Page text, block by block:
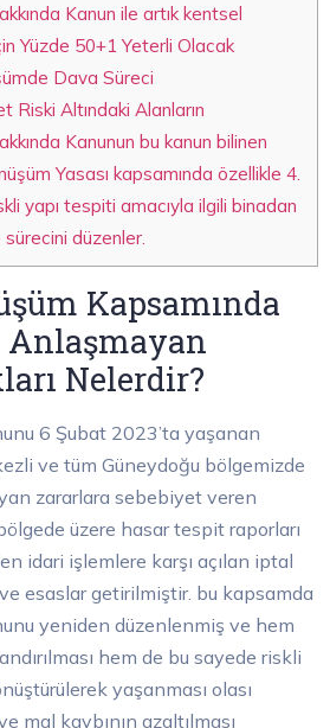
Kanun ile artık kentsel
Yüzde 50+1 Yeterli Olacak
Dava Süreci
Riski Altındaki Alanların
Kanunun bu kanun bilinen
Yasası kapsamında özellikle 4.
yapı tespiti amacıyla ilgili binadan
düzenler.
Kapsamında
Nelerdir?
6 Şubat 2023’ta yaşanan
ve tüm Güneydoğu bölgemizde
zararlara sebebiyet veren
üzere hasar tespit raporları
idari işlemlere karşı açılan iptal
esaslar getirilmiştir. bu kapsamda
yeniden düzenlenmiş ve hem
hem de bu sayede riskli
yaşanması olası
mal kaybının azaltılması